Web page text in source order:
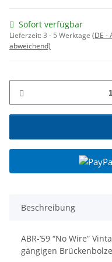
Sofort verfügbar
Lieferzeit:3 - 5 Werktage (DE -
abweichend)
Beschreibung
ABR-’59 “No Wire”
gängigen